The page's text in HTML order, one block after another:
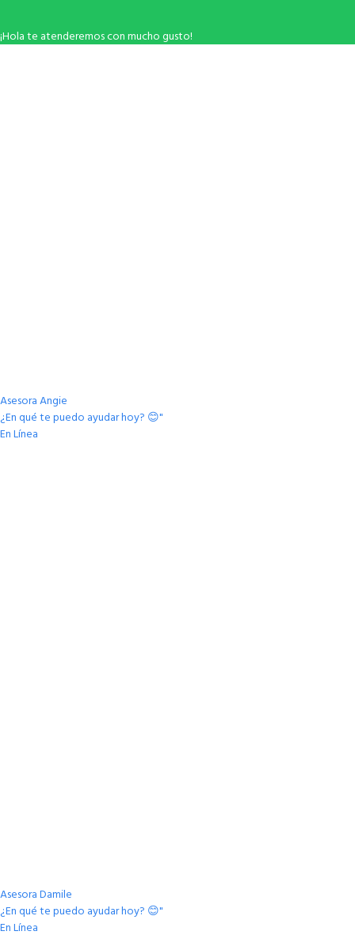
¡Hola te atenderemos con mucho gusto!
Asesora Angie
¿En qué te puedo ayudar hoy? 😊"
En Línea
Asesora Damile
¿En qué te puedo ayudar hoy? 😊"
En Línea